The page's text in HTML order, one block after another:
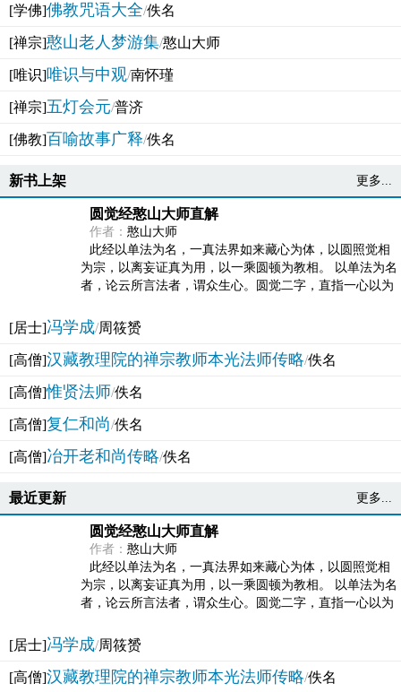
[学佛]佛教咒语大全/佚名
[禅宗]憨山老人梦游集/憨山大师
[唯识]唯识与中观/南怀瑾
[禅宗]五灯会元/普济
[佛教]百喻故事广释/佚名
新书上架 更多...
圆觉经憨山大师直解
作者： 憨山大师
此经以单法为名，一真法界如来藏心为体，以圆照觉相
为宗，以离妄证真为用，以一乘圆顿为教相。 以单法为名
者，论云所言法者，谓众生心。圆觉二字，直指一心以为
[居士]冯学成/周筱赟
[高僧]汉藏教理院的禅宗教师本光法师传略/佚名
[高僧]惟贤法师/佚名
[高僧]复仁和尚/佚名
[高僧]冶开老和尚传略/佚名
最近更新 更多...
圆觉经憨山大师直解
作者： 憨山大师
此经以单法为名，一真法界如来藏心为体，以圆照觉相
为宗，以离妄证真为用，以一乘圆顿为教相。 以单法为名
者，论云所言法者，谓众生心。圆觉二字，直指一心以为
[居士]冯学成/周筱赟
[高僧]汉藏教理院的禅宗教师本光法师传略/佚名